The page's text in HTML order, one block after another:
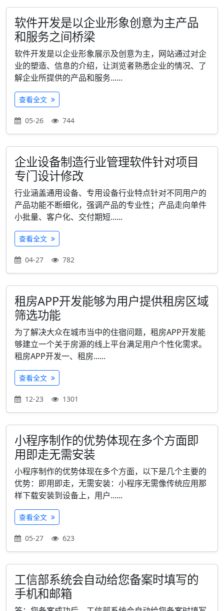
软件开发是以企业形象创意为主产品
和服务之间桥梁
软件开发是以企业形象展示及创意为主，网站通过对企
业的塑造、信息的介绍，让浏览者熟悉企业的情况、了
解企业所提供的产品和服务......
查看全文
05-26 744
企业设备制造行业管理软件针对项目
专门设计修改
行业涵盖通用设备、专用设备行业特点针对不同用户的
产品功能不断细化，强调产品的专业性；产品走向单件
小批量、客户化、交付期短......
查看全文
04-27 782
租房APP开发能够为用户提供租房区域
筛选功能
为了解决大众在城市当中的住宿问题，租房APP开发能
够建立一个关于房源的线上平台满足用户个性化需求。
租房APP开发一、租房......
查看全文
12-23 1301
小程序制作的优势体现在多个方面即
用即走无需安装
小程序制作的优势体现在多个方面，以下是几个主要的
优势：即用即走，无需安装：小程序无需像传统应用那
样下载安装到设备上，用户......
查看全文
05-27 623
工信部系统会自动给您备案时填写的
手机和邮箱